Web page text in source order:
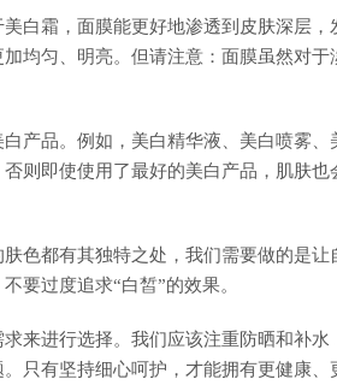
白霜，面膜能更好地渗透到皮肤深层，
均匀、明亮。但请注意：面膜虽然对
产品。例如，美白精华液、美白喷雾、
则即使使用了最好的美白产品，肌肤
色都有其独特之处，我们需要做的是
要过度追求“白皙”的效果。
来进行选择。我们应该注重防晒和补水
只有坚持细心呵护，才能拥有更健康、